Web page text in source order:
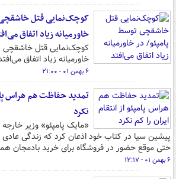
کوچک‌نمایی قتل
خاورمیانه زیاد اتفاق
کوچک‌نمایی قتل خاشقچی
خاورمیانه زیاد اتفاق
۶ بهمن ۰۱ - ۲۱:۰۰
تمدید حفاظت هم هراس
نکرد
«مایک پامپئو» وزیر
پیشین سیا در کتاب خود اذعان کرد که زندگی عادی
حتی موقع حضور در فروشگاه برای خرید بادمجان
۶ بهمن ۰۱ - ۱۲:۱۷